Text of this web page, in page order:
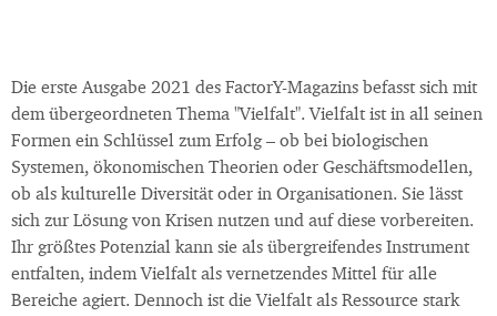
Die erste Ausgabe 2021 des FactorY-Magazins befasst sich mit
dem übergeordneten Thema "Vielfalt". Vielfalt ist in all seinen
Formen ein Schlüssel zum Erfolg – ob bei biologischen
Systemen, ökonomischen Theorien oder Geschäftsmodellen,
ob als kulturelle Diversität oder in Organisationen. Sie lässt
sich zur Lösung von Krisen nutzen und auf diese vorbereiten.
Ihr größtes Potenzial kann sie als übergreifendes Instrument
entfalten, indem Vielfalt als vernetzendes Mittel für alle
Bereiche agiert. Dennoch ist die Vielfalt als Ressource stark